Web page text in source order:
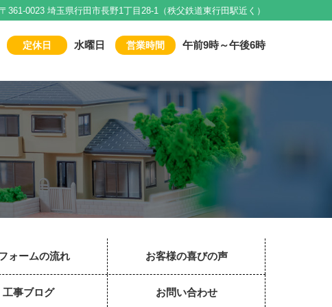
〒361-0023 埼玉県行田市長野1丁目28-1（秩父鉄道東行田駅近く）
営業時間 午前9時～午後6時
定休日 水曜日
ォームの流れ お客様の喜びの声
工事ブログ お問い合わせ